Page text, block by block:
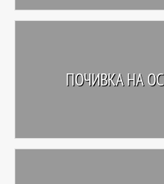
ПОЧИВКА НА